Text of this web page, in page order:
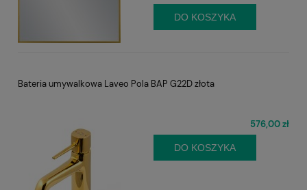
DO KOSZYKA
Bateria umywalkowa Laveo Pola BAP G22D złota
576,00 zł
DO KOSZYKA